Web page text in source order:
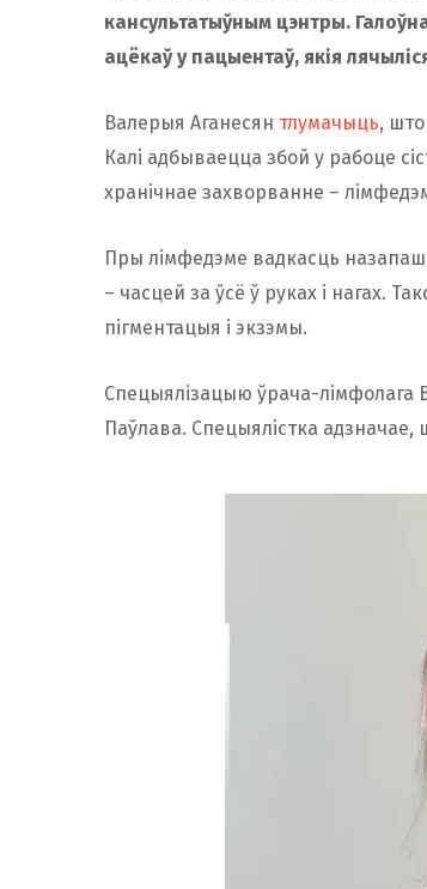
кансультатыўным цэнтры.
ацёкаў у пацыентаў, якія
Валерыя Аганесян тлумачыць, што
Калі адбываецца збой у рабоце
хранічнае захворванне –
Пры лімфедэме вадкасць
– часцей за ўсё ў руках і нагах.
пігментацыя і экзэмы.
Спецыялізацыю ўрача-лімфолага
Паўлава. Спецыялістка